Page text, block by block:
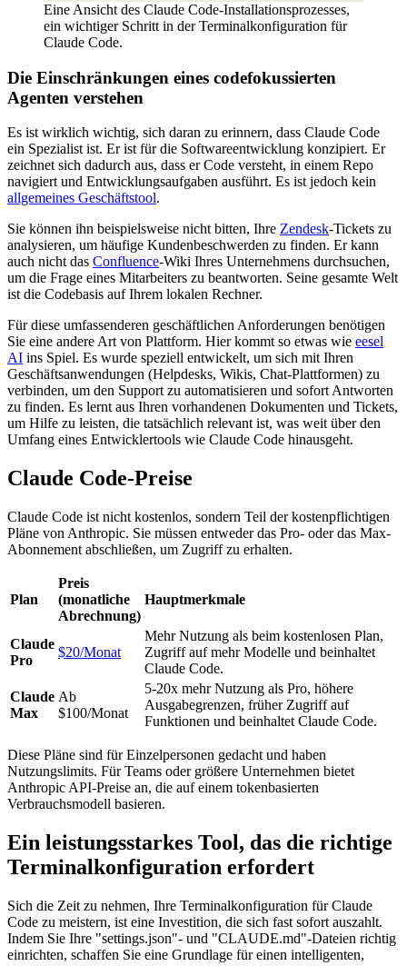
Eine Ansicht des Claude Code-Installationsprozesses,
ein wichtiger Schritt in der Terminalkonfiguration für
Claude Code.
Die Einschränkungen eines codefokussierten
Agenten verstehen
Es ist wirklich wichtig, sich daran zu erinnern, dass Claude Code
ein Spezialist ist. Er ist für die Softwareentwicklung konzipiert. Er
zeichnet sich dadurch aus, dass er Code versteht, in einem Repo
navigiert und Entwicklungsaufgaben ausführt. Es ist jedoch kein
allgemeines Geschäftstool.
Sie können ihn beispielsweise nicht bitten, Ihre Zendesk-Tickets zu
analysieren, um häufige Kundenbeschwerden zu finden. Er kann
auch nicht das Confluence-Wiki Ihres Unternehmens durchsuchen,
um die Frage eines Mitarbeiters zu beantworten. Seine gesamte Welt
ist die Codebasis auf Ihrem lokalen Rechner.
Für diese umfassenderen geschäftlichen Anforderungen benötigen
Sie eine andere Art von Plattform. Hier kommt so etwas wie eesel
AI ins Spiel. Es wurde speziell entwickelt, um sich mit Ihren
Geschäftsanwendungen (Helpdesks, Wikis, Chat-Plattformen) zu
verbinden, um den Support zu automatisieren und sofort Antworten
zu finden. Es lernt aus Ihren vorhandenen Dokumenten und Tickets,
um Hilfe zu leisten, die tatsächlich relevant ist, was weit über den
Umfang eines Entwicklertools wie Claude Code hinausgeht.
Claude Code-Preise
Claude Code ist nicht kostenlos, sondern Teil der kostenpflichtigen
Pläne von Anthropic. Sie müssen entweder das Pro- oder das Max-
Abonnement abschließen, um Zugriff zu erhalten.
Plan
Preis
(monatliche
Abrechnung)
Hauptmerkmale
Claude
Pro
$20/Monat
Mehr Nutzung als beim kostenlosen Plan,
Zugriff auf mehr Modelle und beinhaltet
Claude Code.
Claude
Max
Ab
$100/Monat
5-20x mehr Nutzung als Pro, höhere
Ausgabegrenzen, früher Zugriff auf
Funktionen und beinhaltet Claude Code.
Diese Pläne sind für Einzelpersonen gedacht und haben
Nutzungslimits. Für Teams oder größere Unternehmen bietet
Anthropic API-Preise an, die auf einem tokenbasierten
Verbrauchsmodell basieren.
Ein leistungsstarkes Tool, das die richtige
Terminalkonfiguration erfordert
Sich die Zeit zu nehmen, Ihre Terminalkonfiguration für Claude
Code zu meistern, ist eine Investition, die sich fast sofort auszahlt.
Indem Sie Ihre "settings.json"- und "CLAUDE.md"-Dateien richtig
einrichten, schaffen Sie eine Grundlage für einen intelligenten,